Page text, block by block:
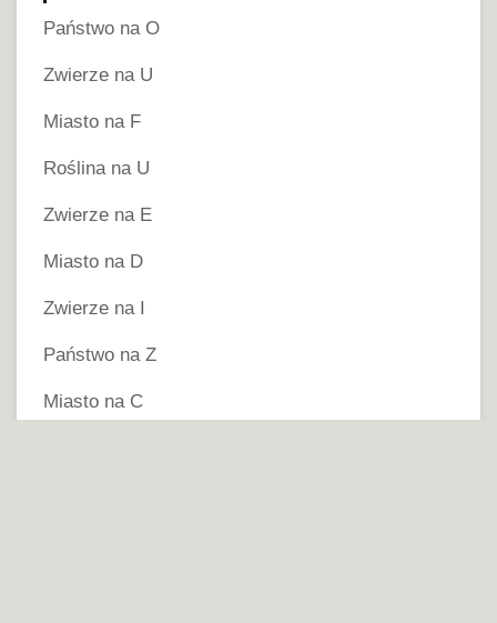
Państwo na O
Zwierze na U
Miasto na F
Roślina na U
Zwierze na E
Miasto na D
Zwierze na I
Państwo na Z
Miasto na C